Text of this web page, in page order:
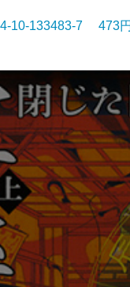
10-133483-7 473